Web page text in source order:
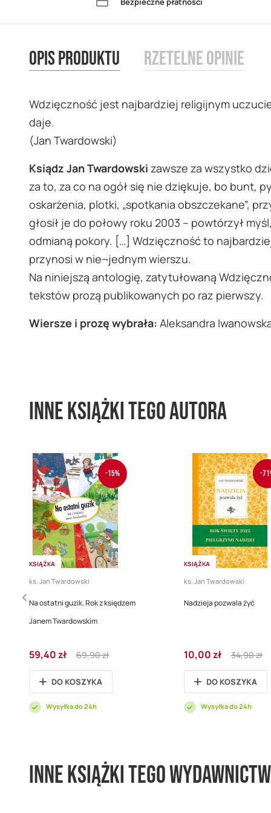
Opis produktu
Wdzięczność jest najbardziej religijnym
daje.
(Jan Twardowski)
Ksiądz Jan Twardowski zawsze za wszystko
za to, za co na ogół się nie dziękuje, bo bunt,
oskarżenia, plotki, „spotkania obszczekane”,
głosił je do połowy roku 2003 – powtórzył
odmianą pokory. […] Wdzięczność to
przynosi w nie¬jednym wierszu.
Na niniejszą antologię, zatytułowaną
tekstów prozą publikowanych po raz pierwszy.
Wiersze i prozę wybrała: Aleksandra
Rzetelne opinie
Inne książki tego autora
-15%
KSIĄŻKA
ks. Jan Twardowski
Na ostatni guzik. Rok z księdzem
Janem Twardowskim
Cena
promocyjna
59,40 zł
Regular
Price
69,90 zł
DO KOSZYKA
Wysyłka do 24h
-
KSIĄŻKA
ks. Jan Twardowski
Nadzieja pozwala żyć
Cena
promocyjna
10,00 zł
Regular
Price
34,90 zł
DO KOSZYKA
Wysyłka do 24h
Inne książki tego